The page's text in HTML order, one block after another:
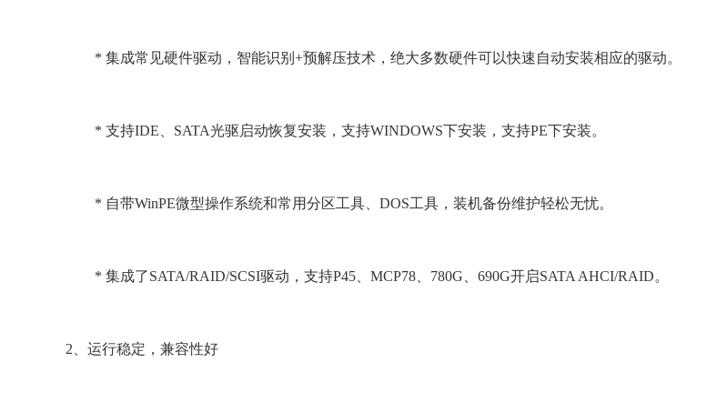
* 集成常见硬件驱动，智能识别+预解压技术，绝大多数硬件可以快速自动安装相应的驱动。
* 支持IDE、SATA光驱启动恢复安装，支持WINDOWS下安装，支持PE下安装。
* 自带WinPE微型操作系统和常用分区工具、DOS工具，装机备份维护轻松无忧。
* 集成了SATA/RAID/SCSI驱动，支持P45、MCP78、780G、690G开启SATA AHCI/RAID。
2、运行稳定，兼容性好